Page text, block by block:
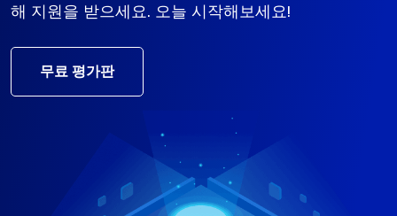
해 지원을 받으세요. 오늘 시작해보세요!
무료 평가판